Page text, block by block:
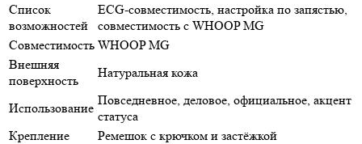
Список
возможностей
ECG-совместимость, настройка по запястью,
совместимость с WHOOP MG
Совместимость WHOOP MG
Внешняя
поверхность
Натуральная кожа
Использование
Повседневное, деловое, официальное, акцент
статуса
Крепление
Ремешок с крючком и застёжкой